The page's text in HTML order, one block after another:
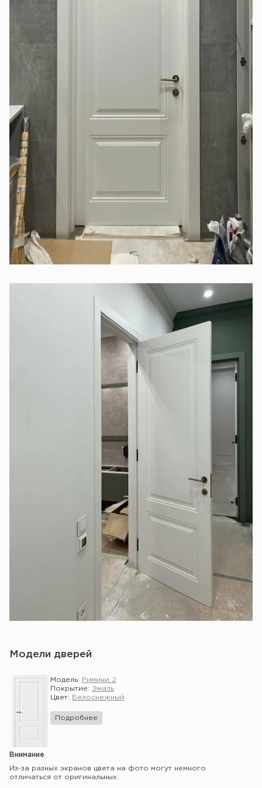
Модели дверей
Модель:
Римини 2
Покрытие: Эмаль
Цвет:
Белоснежный
Подробнее
Внимание
Из-за разных экранов цвета на фото могут немного
отличаться от оригинальных.